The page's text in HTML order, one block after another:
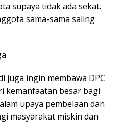
supaya tidak ada sekat.
sama-sama saling
juga ingin membawa DPC
kemanfaatan besar bagi
upaya pembelaan dan
masyarakat miskin dan